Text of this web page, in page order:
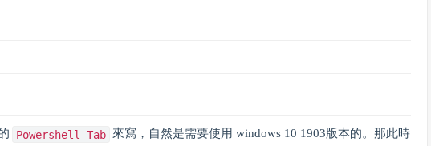
Powershell Tab 來寫，自然是需要使用 windows 10 1903版本的。那此時